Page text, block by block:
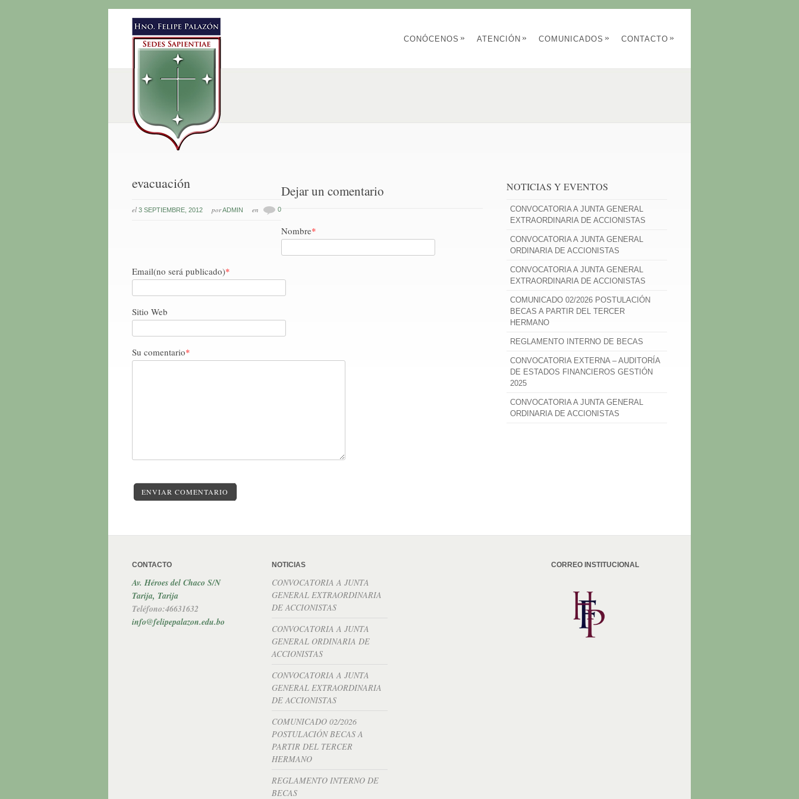
CONÓCENOS » ATENCIÓN » COMUNICADOS » CONTACTO »
evacuación
el 3 SEPTIEMBRE, 2012 porADMIN en 0
Dejar un comentario
Nombre*
Email(no será publicado)*
Sitio Web
Su comentario*
ENVIAR COMENTARIO
NOTICIAS Y EVENTOS
CONVOCATORIA A JUNTA GENERAL
EXTRAORDINARIA DE ACCIONISTAS
CONVOCATORIA A JUNTA GENERAL
ORDINARIA DE ACCIONISTAS
CONVOCATORIA A JUNTA GENERAL
EXTRAORDINARIA DE ACCIONISTAS
COMUNICADO 02/2026 POSTULACIÓN
BECAS A PARTIR DEL TERCER
HERMANO
REGLAMENTO INTERNO DE BECAS
CONVOCATORIA EXTERNA – AUDITORÍA
DE ESTADOS FINANCIEROS GESTIÓN
2025
CONVOCATORIA A JUNTA GENERAL
ORDINARIA DE ACCIONISTAS
CONTACTO
Av. Héroes del Chaco S/N
Tarija, Tarija
Teléfono:46631632
info@felipepalazon.edu.bo
NOTICIAS
CONVOCATORIA A JUNTA
GENERAL EXTRAORDINARIA
DE ACCIONISTAS
CONVOCATORIA A JUNTA
GENERAL ORDINARIA DE
ACCIONISTAS
CONVOCATORIA A JUNTA
GENERAL EXTRAORDINARIA
DE ACCIONISTAS
COMUNICADO 02/2026
POSTULACIÓN BECAS A
PARTIR DEL TERCER
HERMANO
REGLAMENTO INTERNO DE
BECAS
CORREO INSTITUCIONAL